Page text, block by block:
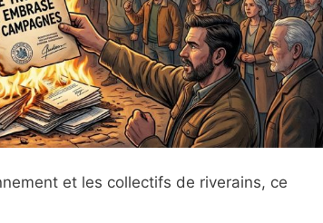
et les collectifs de riverains, ce